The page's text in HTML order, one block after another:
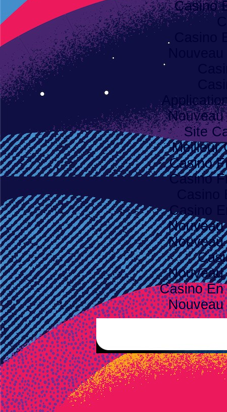
Casino
Site
Meilleur
Casino
Casino
Casino
Casino